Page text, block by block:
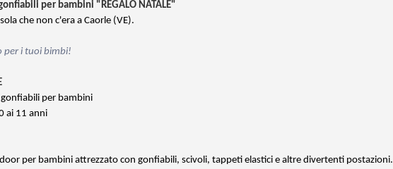
per bambini "REGALO NATALE"
che non c'era a Caorle (VE).
per i tuoi bimbi!
per bambini
ai 11 anni
per bambini attrezzato con gonfiabili, scivoli, tappeti elastici e altre divertenti postazioni.